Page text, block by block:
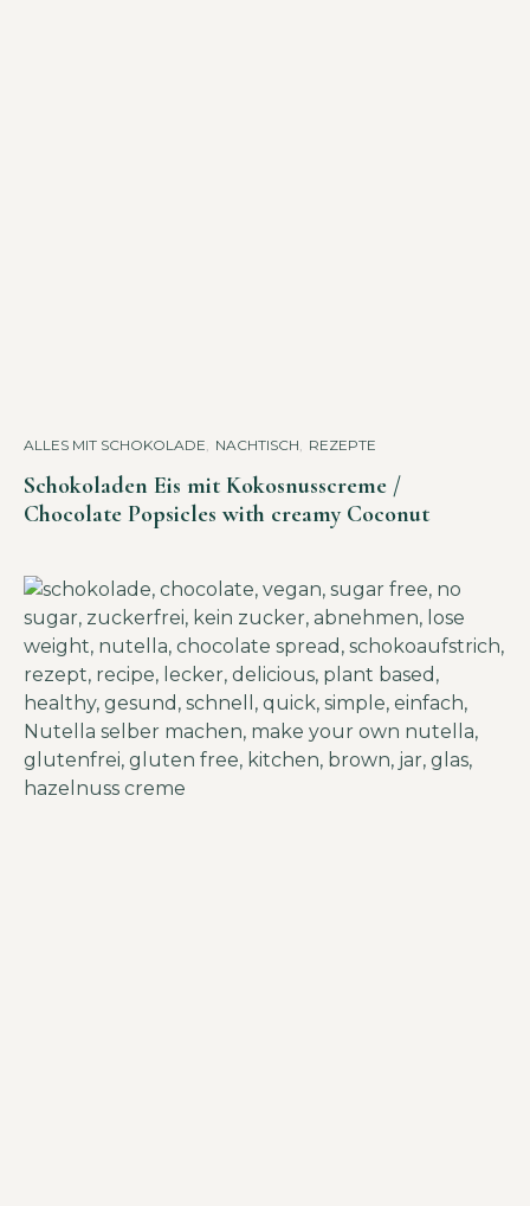
ALLES MIT SCHOKOLADE NACHTISCH REZEPTE
Schokoladen Eis mit Kokosnusscreme /
Chocolate Popsicles with creamy Coconut